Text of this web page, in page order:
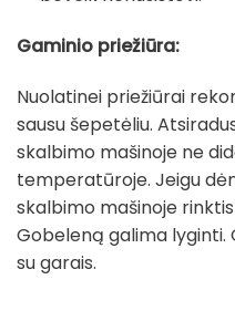
Gaminio priežiūra:
Nuolatinei priežiūrai
sausu šepetėliu.
skalbimo mašinoje ne
temperatūroje. Jeigu
skalbimo mašinoje
Gobeleną galima lyginti.
su garais.